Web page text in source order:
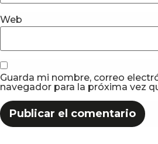
Web
Guarda mi nombre, correo
navegador para la próxima vez